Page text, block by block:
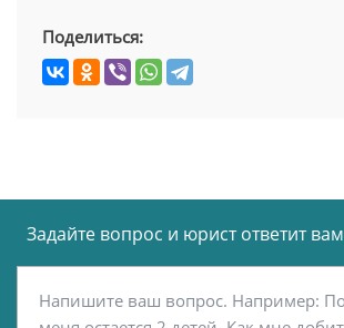
Поделиться:
Задайте вопрос и юрист ответит